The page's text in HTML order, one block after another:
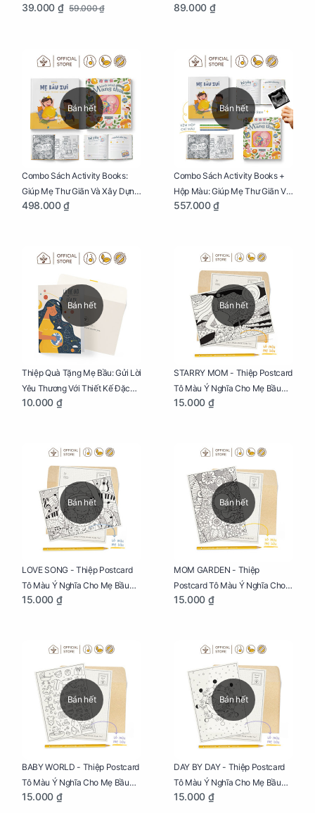
39.000 ₫ 59.000 ₫
Mẹ Bầu
89.000 ₫
Bán hết
Combo Sách Activity Books:
Giúp Mẹ Thư Giãn Và Xây Dựng
Thai Kỳ Chu Đáo
498.000 ₫
Bán hết
Combo Sách Activity Books +
Hộp Màu: Giúp Mẹ Thư Giãn Và
Xây Dựng Thai Kỳ Chu Đáo
557.000 ₫
Bán hết
Thiệp Quà Tặng Mẹ Bầu: Gửi Lời
Yêu Thương Với Thiết Kế Đặc
Biệt Dành Riêng Cho Mẹ Bầu
10.000 ₫
Bán hết
STARRY MOM - Thiệp Postcard
Tô Màu Ý Nghĩa Cho Mẹ Bầu
Sáng Tạo, Thư Giãn Và Hạnh
15.000 ₫
Bán hết
LOVE SONG - Thiệp Postcard
Tô Màu Ý Nghĩa Cho Mẹ Bầu
Sáng Tạo, Thư Giãn Và Hạnh
15.000 ₫
Bán hết
MOM GARDEN - Thiệp
Postcard Tô Màu Ý Nghĩa Cho
Mẹ Bầu Sáng Tạo, Thư Giãn Và
15.000 ₫
Bán hết
BABY WORLD - Thiệp Postcard
Tô Màu Ý Nghĩa Cho Mẹ Bầu
Sáng Tạo, Thư Giãn Và Hạnh
15.000 ₫
Bán hết
DAY BY DAY - Thiệp Postcard
Tô Màu Ý Nghĩa Cho Mẹ Bầu
Sáng Tạo, Thư Giãn Và Hạnh
15.000 ₫